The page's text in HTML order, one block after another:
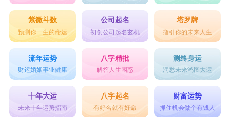
紫微斗数
预测你一生的命运
公司起名
初创公司起名玄机
塔罗牌
指引你的未来人生
流年运势
财运婚姻事业健康
八字精批
解答人生困惑
测终身运
洞悉未来鸿图大运
十年大运
未来十年运势指南
八字起名
有好名就有好命
财富运势
抓住机会做个有钱人